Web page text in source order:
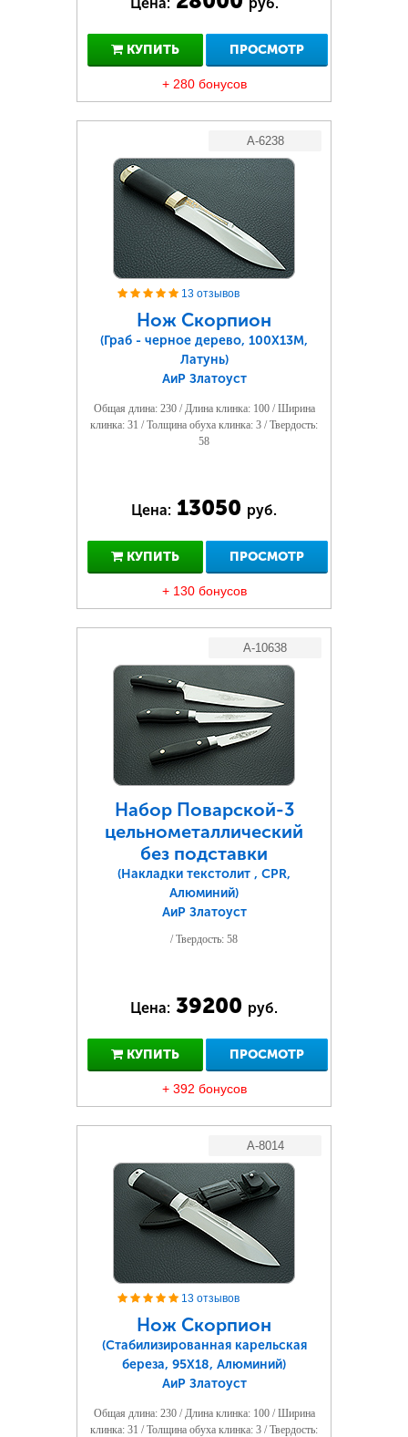
КУПИТЬ ПРОСМОТР
+ 280 бонусов
A-6238
13 отзывов
Нож Скорпион
(Граб - черное дерево, 100Х13М,
Латунь)
АиР Златоуст
Общая длина: 230 / Длина клинка: 100 / Ширина
клинка: 31 / Толщина обуха клинка: 3 / Твердость:
58
Цена: 13050 руб.
КУПИТЬ ПРОСМОТР
+ 130 бонусов
A-10638
Набор Поварской-3
цельнометаллический
без подставки
(Накладки текстолит , CPR,
Алюминий)
АиР Златоуст
/ Твердость: 58
Цена: 39200 руб.
КУПИТЬ ПРОСМОТР
+ 392 бонусов
A-8014
13 отзывов
Нож Скорпион
(Стабилизированная карельская
береза, 95Х18, Алюминий)
АиР Златоуст
Общая длина: 230 / Длина клинка: 100 / Ширина
клинка: 31 / Толщина обуха клинка: 3 / Твердость: